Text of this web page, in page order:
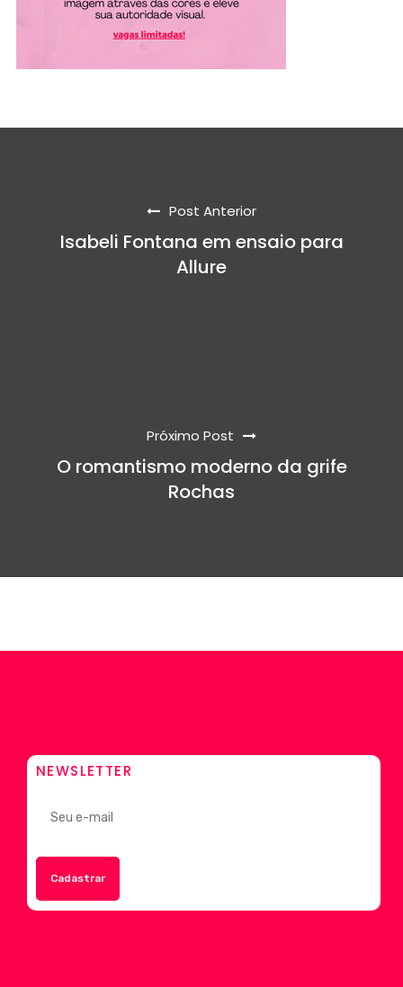
Post Anterior
Isabeli Fontana em ensaio para
Allure
Próximo Post
O romantismo moderno da grife
Rochas
NEWSLETTER